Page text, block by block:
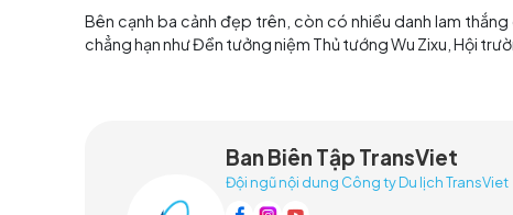
thành, bạn có thể nhìn thấy toàn bộ bố cục của
trúc; các lỗ châu mai, lỗ súng, lỗ đại bác, cổng
Gần lối vào khu thắng cảnh là chùa Thụy
dựng lại nhiều lần. Ngôi chùa hiện tại được xây